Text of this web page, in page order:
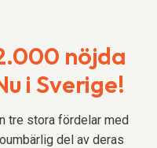
nöjda
i Sverige!
tre stora fördelar med
del av deras